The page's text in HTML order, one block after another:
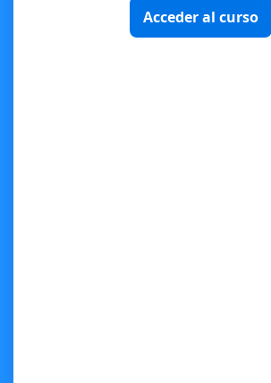
Acceder al curso